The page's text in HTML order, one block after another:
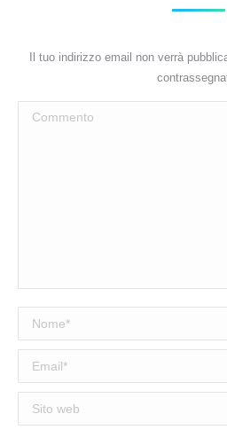
Il tuo indirizzo email non verrà
Commento
Nome *
Email *
Sito web